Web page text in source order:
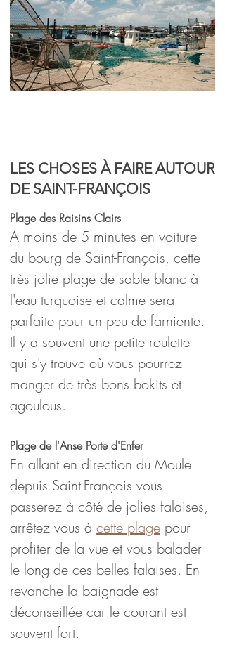
LES CHOSES À FAIRE AUTOUR
DE SAINT-FRANÇOIS
Plage des Raisins Clairs
A moins de 5 minutes en voiture
du bourg de Saint-François, cette
très jolie plage de sable blanc à
l'eau turquoise et calme sera
parfaite pour un peu de farniente.
Il y a souvent une petite roulette
qui s'y trouve où vous pourrez
manger de très bons bokits et
agoulous.
Plage de l'Anse Porte d'Enfer
En allant en direction du Moule
depuis Saint-François vous
passerez à côté de jolies falaises,
arrêtez vous à cette plage pour
profiter de la vue et vous balader
le long de ces belles falaises. En
revanche la baignade est
déconseillée car le courant est
souvent fort.